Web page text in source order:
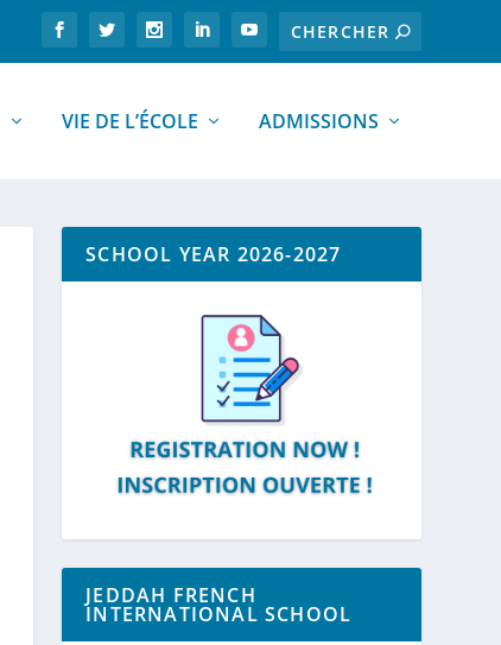
VIE DE L’ÉCOLE ADMISSIONS
SCHOOL YEAR 2026-2027
JEDDAH FRENCH
INTERNATIONAL SCHOOL